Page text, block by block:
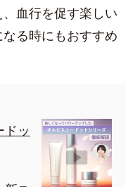
血行を促す楽しい
る時にもおすすめ
ドッ